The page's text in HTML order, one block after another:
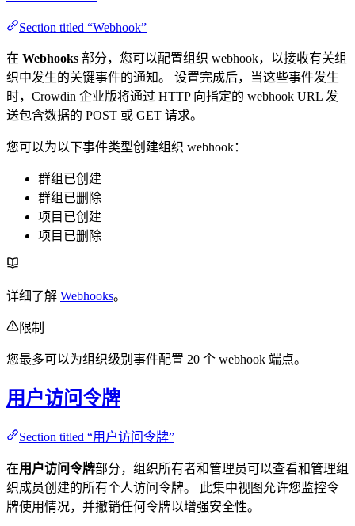
Section titled “Webhook”
在 Webhooks 部分，您可以配置组织 webhook，以接收有关组
织中发生的关键事件的通知。 设置完成后，当这些事件发生
时，Crowdin 企业版将通过 HTTP 向指定的 webhook URL 发
送包含数据的 POST 或 GET 请求。
您可以为以下事件类型创建组织 webhook：
群组已创建
群组已删除
项目已创建
项目已删除
详细了解 Webhooks。
限制
您最多可以为组织级别事件配置 20 个 webhook 端点。
用户访问令牌
Section titled “用户访问令牌”
在用户访问令牌部分，组织所有者和管理员可以查看和管理组
织成员创建的所有个人访问令牌。 此集中视图允许您监控令
牌使用情况，并撤销任何令牌以增强安全性。